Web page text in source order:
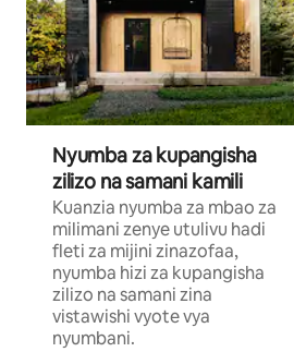
Nyumba za kupangisha
zilizo na samani kamili
Kuanzia nyumba za mbao za
milimani zenye utulivu hadi
fleti za mijini zinazofaa,
nyumba hizi za kupangisha
zilizo na samani zina
vistawishi vyote vya
nyumbani.